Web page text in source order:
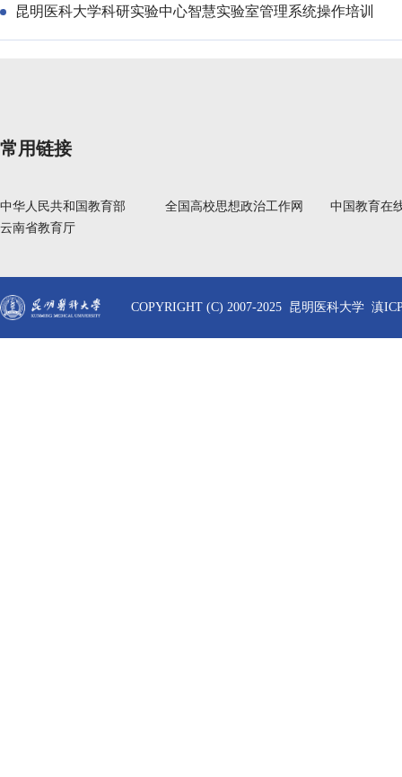
昆明医科大学科研实验中心智慧实验室管理系统操作培训
常用链接
中华人民共和国教育部 全国高校思想政治工作网
中国教育在
云南省教育厅
COPYRIGHT (C) 2007-2025 昆明医科大学 滇